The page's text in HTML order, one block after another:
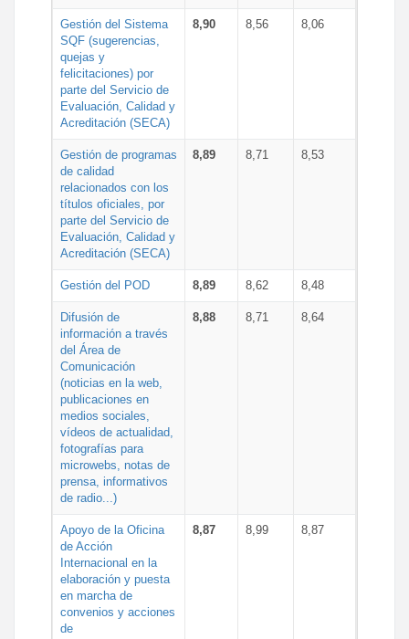
Gestión del Sistema
SQF (sugerencias,
quejas y
felicitaciones) por
parte del Servicio de
Evaluación, Calidad y
Acreditación (SECA)
8,90 8,56 8,06
Gestión de programas
de calidad
relacionados con los
títulos oficiales, por
parte del Servicio de
Evaluación, Calidad y
Acreditación (SECA)
8,89 8,71 8,53
Gestión del POD 8,89 8,62 8,48
Difusión de
información a través
del Área de
Comunicación
(noticias en la web,
publicaciones en
medios sociales,
vídeos de actualidad,
fotografías para
microwebs, notas de
prensa, informativos
de radio...)
8,88 8,71 8,64
Apoyo de la Oficina
de Acción
Internacional en la
elaboración y puesta
en marcha de
convenios y acciones
de
8,87 8,99 8,87